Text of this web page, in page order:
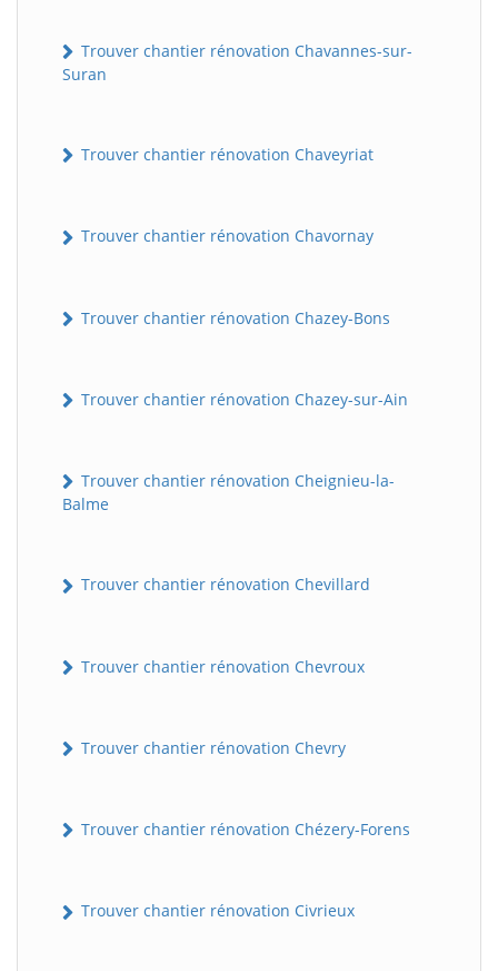
Trouver chantier rénovation Chavannes-sur-
Suran
Trouver chantier rénovation Chaveyriat
Trouver chantier rénovation Chavornay
Trouver chantier rénovation Chazey-Bons
Trouver chantier rénovation Chazey-sur-Ain
Trouver chantier rénovation Cheignieu-la-
Balme
Trouver chantier rénovation Chevillard
Trouver chantier rénovation Chevroux
Trouver chantier rénovation Chevry
Trouver chantier rénovation Chézery-Forens
Trouver chantier rénovation Civrieux